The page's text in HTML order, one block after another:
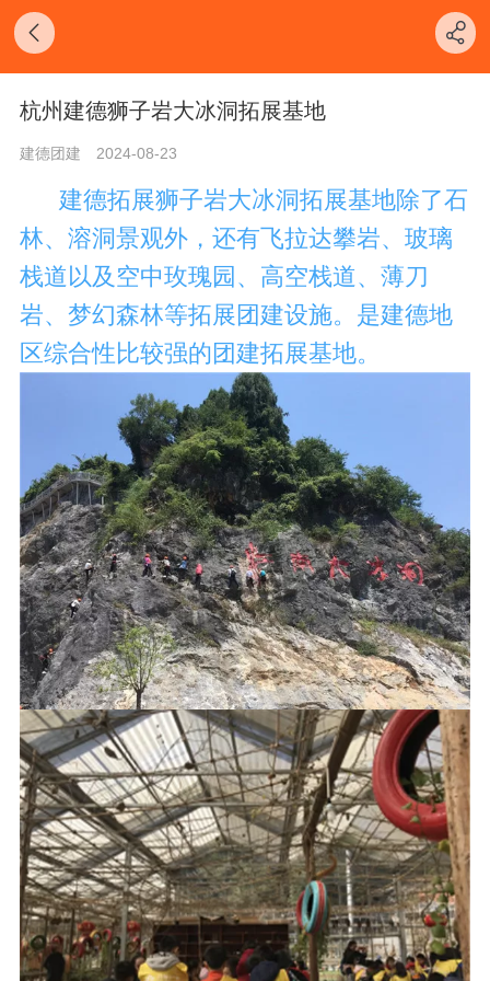
杭州建德狮子岩大冰洞拓展基地
建德团建 2024-08-23
建德拓展狮子岩大冰洞拓展基地除了石
林、溶洞景观外，还有飞拉达攀岩、玻璃
栈道以及空中玫瑰园、高空栈道、薄刀
岩、梦幻森林等拓展团建设施。是建德地
区综合性比较强的团建拓展基地。